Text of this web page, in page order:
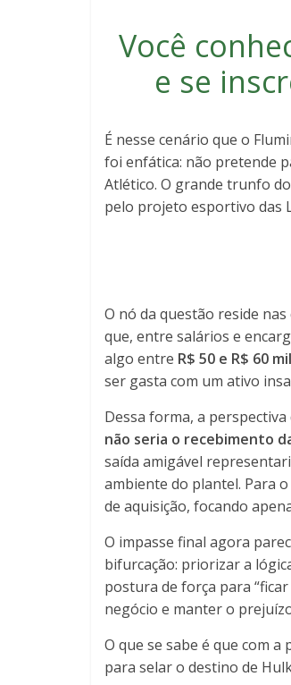
Você
e se
É nesse cenário que o
foi enfática: não pretende
Atlético. O grande trunfo
pelo projeto esportivo das
O nó da questão reside
que, entre salários e
algo entre R$ 50 e R$ 60
ser gasta com um ativo
Dessa forma, a
não seria o recebimento
saída amigável
ambiente do plantel. Para
de aquisição, focando
O impasse final agora
bifurcação: priorizar a
postura de força para
negócio e manter o
O que se sabe é que com
para selar o destino de